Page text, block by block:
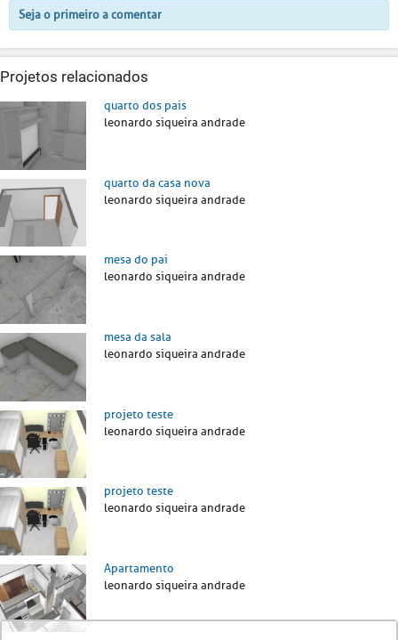
Seja o primeiro a comentar
Projetos relacionados
quarto dos pais
leonardo siqueira andrade
quarto da casa nova
leonardo siqueira andrade
mesa do pai
leonardo siqueira andrade
mesa da sala
leonardo siqueira andrade
projeto teste
leonardo siqueira andrade
projeto teste
leonardo siqueira andrade
Apartamento
leonardo siqueira andrade